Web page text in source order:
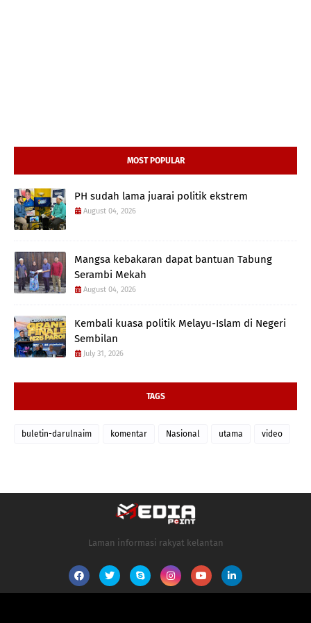
MOST POPULAR
PH sudah lama juarai politik ekstrem
August 04, 2026
Mangsa kebakaran dapat bantuan Tabung
Serambi Mekah
August 04, 2026
Kembali kuasa politik Melayu-Islam di Negeri
Sembilan
July 31, 2026
TAGS
buletin-darulnaim komentar Nasional utama video
Laman informasi rakyat kelantan